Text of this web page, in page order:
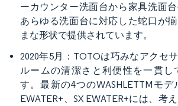
ーカウンター洗面台から家具洗面台
あらゆる洗面台に対応した蛇口が
まな形状で提供されています。
2020年5月：TOTOは巧みなアクセ
ルームの清潔さと利便性を一貫し
す。最新の4つのWASHLETTMモデ
EWATER+、SX EWATER+には、考